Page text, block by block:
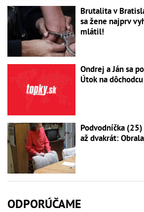
Brutalita v
sa žene najprv
mlátil!
Ondrej a Ján sa
Útok na
Podvodníčka
až dvakrát:
ODPORÚČAME